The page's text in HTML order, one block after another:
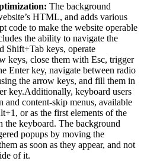
The background
HTML, and adds various
code to make the website operable
the ability to navigate the
Shift+Tab keys, operate
keys, close them with Esc, trigger
Enter key, navigate between radio
the arrow keys, and fill them in
key.Additionally, keyboard users
content-skip menus, available
or as the first elements of the
keyboard. The background
popups by moving the
as soon as they appear, and not
of it.